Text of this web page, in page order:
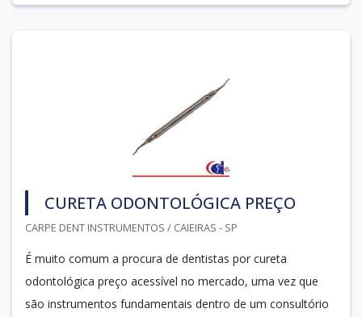
CURETA ODONTOLÓGICA PREÇO
CARPE DENT INSTRUMENTOS / CAIEIRAS - SP
É muito comum a procura de dentistas por cureta
odontológica preço acessível no mercado, uma vez que
são instrumentos fundamentais dentro de um consultório